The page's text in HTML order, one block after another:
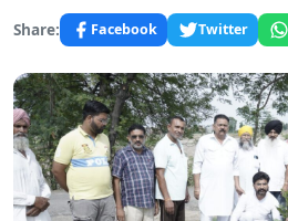
Share: Facebook Twitter